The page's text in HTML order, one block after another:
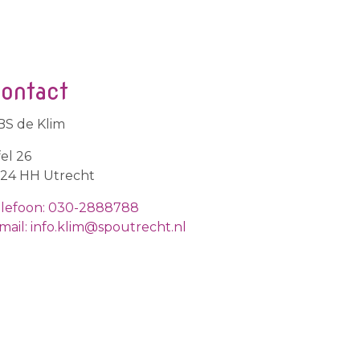
de Klim
26
HH Utrecht
030-2888788
info.klim@spoutrecht.nl